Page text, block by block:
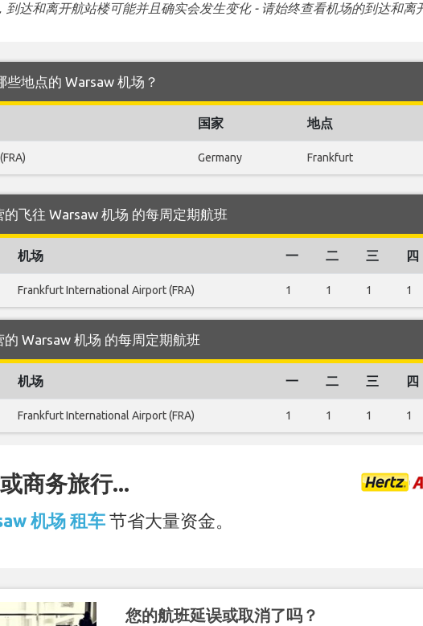
到达和离开航站楼可能并且确实会发生变化 - 请始终查看机场的到达和离
些地点的 Warsaw 机场？
国家 地点
Germany Frankfurt
的飞往 Warsaw 机场 的每周定期航班
机场 一 二 三 四
Frankfurt International Airport (FRA) 1 1 1 1
的 Warsaw 机场 的每周定期航班
机场 一 二 三 四
Frankfurt International Airport (FRA) 1 1 1 1
商务旅行...
机场 租车 节省大量资金。
您的航班延误或取消了吗？